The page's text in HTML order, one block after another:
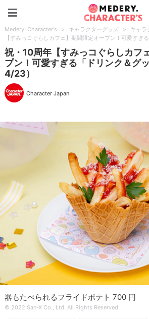
Medery. Character's > キャラクターグッズ > キャラ
【すみっコぐらしカフェ】期間限定オープン！可愛すぎ
祝・10周年【すみっコぐらしカフ
プン！可愛すぎる「ドリンク＆グ
4/23）
Character Japan
器もたべられるフライドポテト 700 円
© 2022 San-X Co., Ltd. All Rights Reserved.